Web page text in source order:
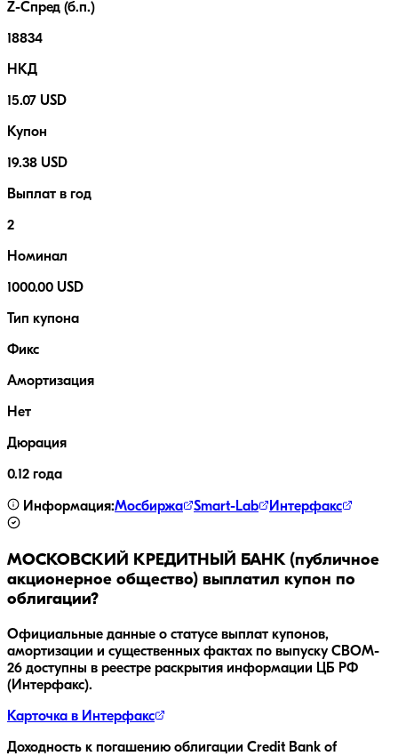
Z-Спред (б.п.)
18834
НКД
15.07 USD
Купон
19.38 USD
Выплат в год
2
Номинал
1000.00 USD
Тип купона
Фикс
Амортизация
Нет
Дюрация
0.12 года
Информация:Мосбиржа Smart-Lab Интерфакс
МОСКОВСКИЙ КРЕДИТНЫЙ БАНК (публичное
акционерное общество) выплатил купон по
облигации?
Официальные данные о статусе выплат купонов,
амортизации и существенных фактах по выпуску CBOM-
26 доступны в реестре раскрытия информации ЦБ РФ
(Интерфакс).
Карточка в Интерфакс
Доходность к погашению облигации Credit Bank of